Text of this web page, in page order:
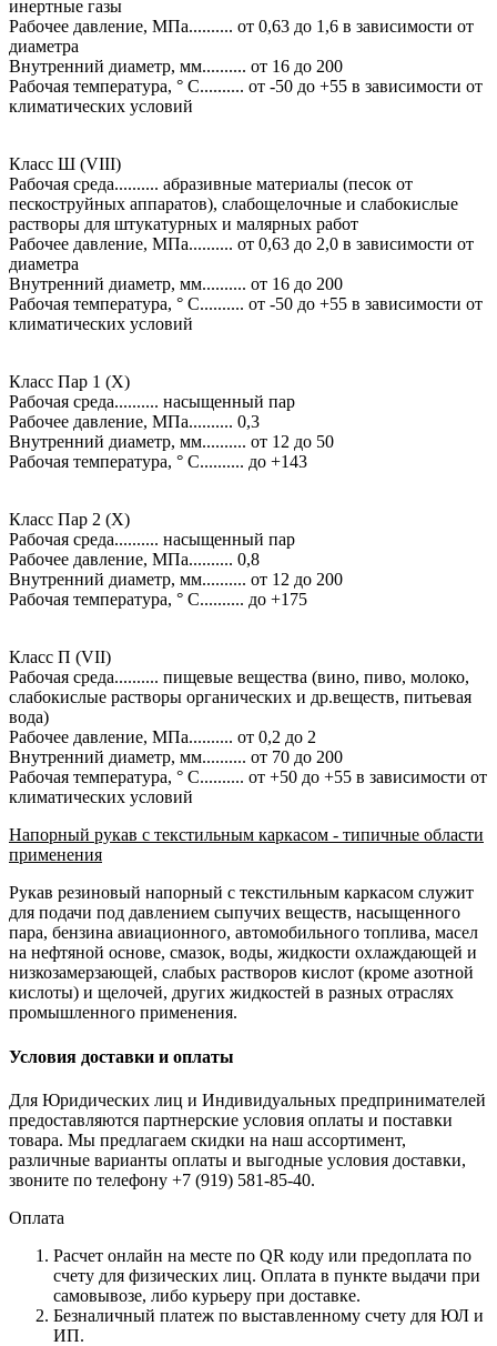
инертные газы
Рабочее давление, МПа.......... от 0,63 до 1,6 в зависимости от
диаметра
Внутренний диаметр, мм.......... от 16 до 200
Рабочая температура, ° С.......... от -50 до +55 в зависимости от
климатических условий
Класс Ш (VIII)
Рабочая среда.......... абразивные материалы (песок от
пескоструйных аппаратов), слабощелочные и слабокислые
растворы для штукатурных и малярных работ
Рабочее давление, МПа.......... от 0,63 до 2,0 в зависимости от
диаметра
Внутренний диаметр, мм.......... от 16 до 200
Рабочая температура, ° С.......... от -50 до +55 в зависимости от
климатических условий
Класс Пар 1 (X)
Рабочая среда.......... насыщенный пар
Рабочее давление, МПа.......... 0,3
Внутренний диаметр, мм.......... от 12 до 50
Рабочая температура, ° С.......... до +143
Класс Пар 2 (X)
Рабочая среда.......... насыщенный пар
Рабочее давление, МПа.......... 0,8
Внутренний диаметр, мм.......... от 12 до 200
Рабочая температура, ° С.......... до +175
Класс П (VII)
Рабочая среда.......... пищевые вещества (вино, пиво, молоко,
слабокислые растворы органических и др.веществ, питьевая
вода)
Рабочее давление, МПа.......... от 0,2 до 2
Внутренний диаметр, мм.......... от 70 до 200
Рабочая температура, ° С.......... от +50 до +55 в зависимости от
климатических условий
Напорный рукав с текстильным каркасом - типичные области
применения
Рукав резиновый напорный с текстильным каркасом служит
для подачи под давлением сыпучих веществ, насыщенного
пара, бензина авиационного, автомобильного топлива, масел
на нефтяной основе, смазок, воды, жидкости охлаждающей и
низкозамерзающей, слабых растворов кислот (кроме азотной
кислоты) и щелочей, других жидкостей в разных отраслях
промышленного применения.
Условия доставки и оплаты
Для Юридических лиц и Индивидуальных предпринимателей
предоставляются партнерские условия оплаты и поставки
товара. Мы предлагаем скидки на наш ассортимент,
различные варианты оплаты и выгодные условия доставки,
звоните по телефону +7 (919) 581-85-40.
Оплата
Расчет онлайн на месте по QR коду или предоплата по
счету для физических лиц. Оплата в пункте выдачи при
самовывозе, либо курьеру при доставке.
Безналичный платеж по выставленному счету для ЮЛ и
ИП.